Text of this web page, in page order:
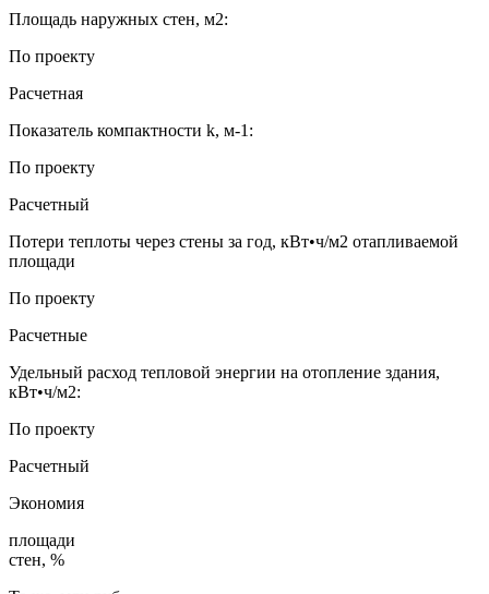
Площадь наружных стен, м2:
По проекту
Расчетная
Показатель компактности k, м-1:
По проекту
Расчетный
Потери теплоты через стены за год, кВт•ч/м2 отапливаемой
площади
По проекту
Расчетные
Удельный расход тепловой энергии на отопление здания,
кВт•ч/м2:
По проекту
Расчетный
Экономия
площади
стен, %